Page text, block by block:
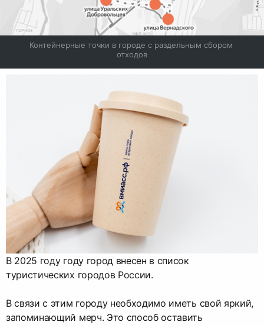
Контейнерные точки в городе с раздельным сбором
отходов
В 2025 году году город внесен в список
туристических городов России.
В связи с этим городу необходимо иметь свой яркий,
запоминающий мерч. Это способ оставить